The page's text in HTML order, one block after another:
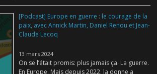
[Podcast] Europe en guerre : le courage de la
paix, avec Annick Martin, Daniel Renou et Jean-
Claude Lecoq
13 mars 2024
On se l’était promis: plus jamais ça. La guerre.
En Europe. Mais depuis 2022, la donne a